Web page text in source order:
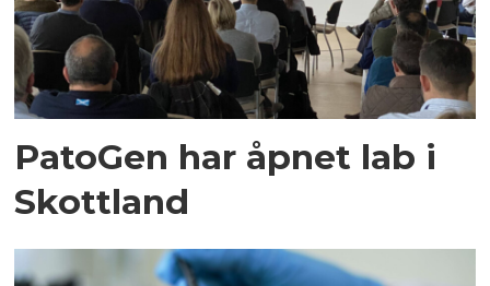
PatoGen har åpnet lab i
Skottland